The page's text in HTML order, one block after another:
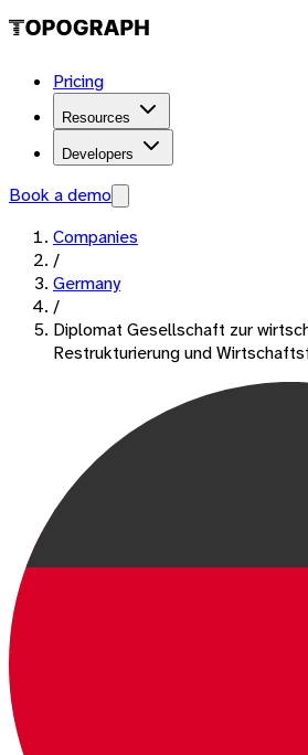
Pricing
Resources
Developers
Book a demo
Companies
/
Germany
/
Diplomat Gesellschaft zur
Restrukturierung und